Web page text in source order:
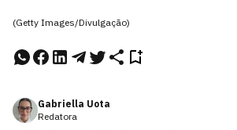
(Getty Images/Divulgação)
Gabriella Uota
Redatora